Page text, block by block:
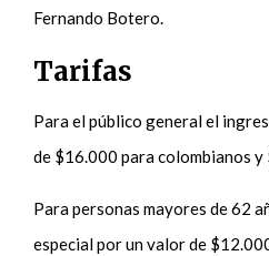
Fernando Botero.
Tarifas
Para el público general el
de $16.000 para colombianos
Para personas mayores de 62
especial por un valor de